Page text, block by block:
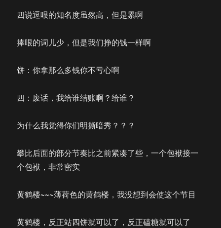
四说逗哏的知名度虽然高，但是累啊
捧哏的词儿少，但是我们挣的钱一样啊
饼：你拿那么多钱你不亏心啊
四：废话，我给谁结账啊？给谁？
为什么我觉得你们明撕暗秀？？？
攀比后面的部分节奏比之前紧凑了些，一个包袱接一
个包袱，非常密实
黄鹤楼~~~薄荷色的黄鹤楼，我没想到会使这个节目
黄鹤楼，反正站四饼就可以了，反正磕糖就可以了